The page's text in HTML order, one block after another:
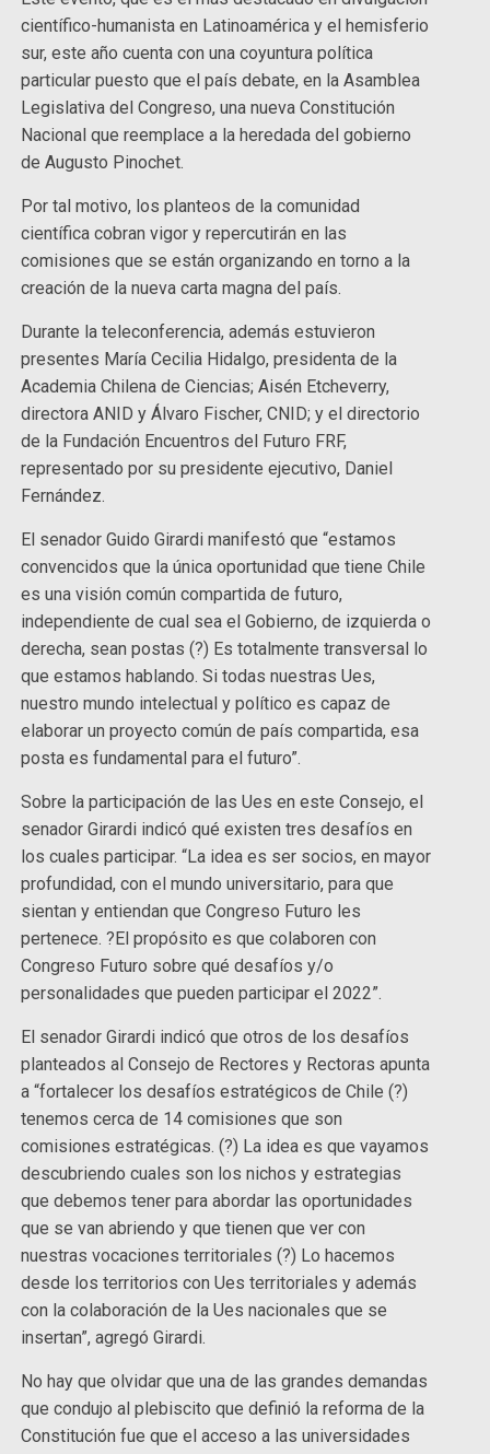
científico-humanista en Latinoamérica y el hemisferio
sur, este año cuenta con una coyuntura política
particular puesto que el país debate, en la Asamblea
Legislativa del Congreso, una nueva Constitución
Nacional que reemplace a la heredada del gobierno
de Augusto Pinochet.
Por tal motivo, los planteos de la comunidad
científica cobran vigor y repercutirán en las
comisiones que se están organizando en torno a la
creación de la nueva carta magna del país.
Durante la teleconferencia, además estuvieron
presentes María Cecilia Hidalgo, presidenta de la
Academia Chilena de Ciencias; Aisén Etcheverry,
directora ANID y Álvaro Fischer, CNID; y el directorio
de la Fundación Encuentros del Futuro FRF,
representado por su presidente ejecutivo, Daniel
Fernández.
El senador Guido Girardi manifestó que “estamos
convencidos que la única oportunidad que tiene Chile
es una visión común compartida de futuro,
independiente de cual sea el Gobierno, de izquierda o
derecha, sean postas (?) Es totalmente transversal lo
que estamos hablando. Si todas nuestras Ues,
nuestro mundo intelectual y político es capaz de
elaborar un proyecto común de país compartida, esa
posta es fundamental para el futuro”.
Sobre la participación de las Ues en este Consejo, el
senador Girardi indicó qué existen tres desafíos en
los cuales participar. “La idea es ser socios, en mayor
profundidad, con el mundo universitario, para que
sientan y entiendan que Congreso Futuro les
pertenece. ?El propósito es que colaboren con
Congreso Futuro sobre qué desafíos y/o
personalidades que pueden participar el 2022”.
El senador Girardi indicó que otros de los desafíos
planteados al Consejo de Rectores y Rectoras apunta
a “fortalecer los desafíos estratégicos de Chile (?)
tenemos cerca de 14 comisiones que son
comisiones estratégicas. (?) La idea es que vayamos
descubriendo cuales son los nichos y estrategias
que debemos tener para abordar las oportunidades
que se van abriendo y que tienen que ver con
nuestras vocaciones territoriales (?) Lo hacemos
desde los territorios con Ues territoriales y además
con la colaboración de la Ues nacionales que se
insertan”, agregó Girardi.
No hay que olvidar que una de las grandes demandas
que condujo al plebiscito que definió la reforma de la
Constitución fue que el acceso a las universidades